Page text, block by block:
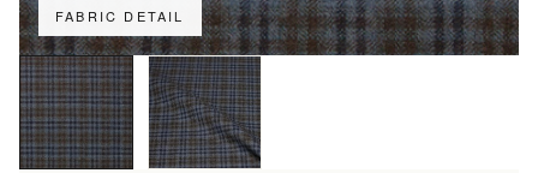
FABRIC DETAIL